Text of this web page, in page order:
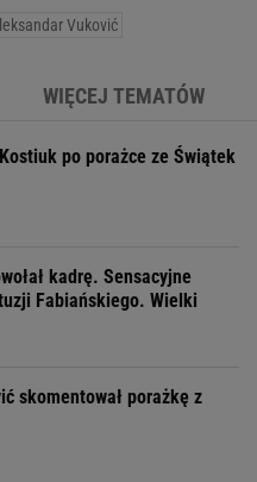
Vuković
WIĘCEJ TEMATÓW
po porażce ze Świątek
kadrę. Sensacyjne
Fabiańskiego. Wielki
skomentował porażkę z